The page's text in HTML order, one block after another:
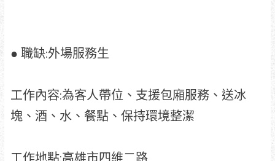
● 職缺:外場服務生
工作內容:為客人帶位、支援包廂服務、送冰
塊、酒、水、餐點、保持環境整潔